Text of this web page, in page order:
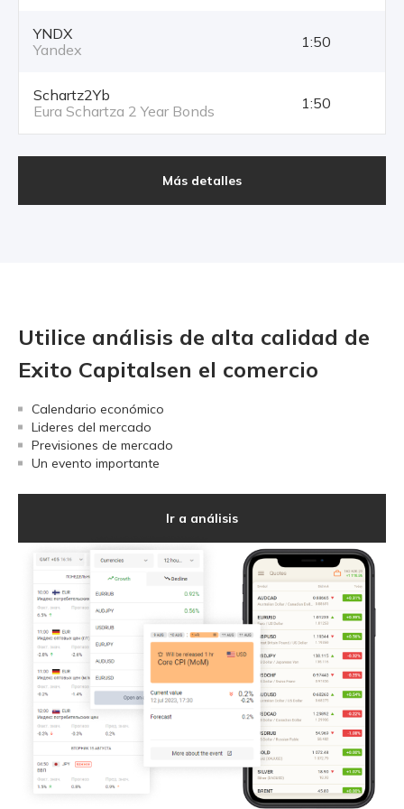
YNDX
Yandex
1:50
Schartz2Yb
Eura Schartza 2 Year Bonds
1:50
Más detalles
Utilice análisis de alta calidad de
Exito Capitalsen el comercio
Calendario económico
Lideres del mercado
Previsiones de mercado
Un evento importante
Ir a análisis